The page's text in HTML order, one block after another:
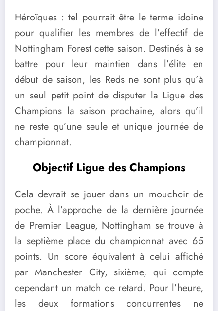
Héroïques : tel pourrait être le terme idoine
pour qualifier les membres de l’effectif de
Nottingham Forest cette saison. Destinés à se
battre pour leur maintien dans l’élite en
début de saison, les Reds ne sont plus qu’à
un seul petit point de disputer la Ligue des
Champions la saison prochaine, alors qu’il
ne reste qu’une seule et unique journée de
championnat.
Objectif Ligue des Champions
Cela devrait se jouer dans un mouchoir de
poche. À l’approche de la dernière journée
de Premier League, Nottingham se trouve à
la septième place du championnat avec 65
points. Un score équivalent à celui affiché
par Manchester City, sixième, qui compte
cependant un match de retard. Pour l’heure,
les deux formations concurrentes ne